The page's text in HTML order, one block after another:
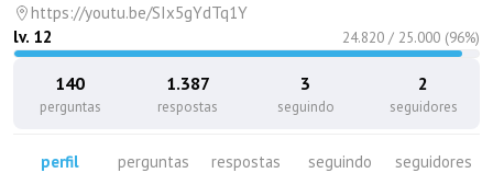
https://youtu.be/SIx5gYdTq1Y
lv. 12 24.820 / 25.000 (96%)
140
perguntas
1.387
respostas
3
seguindo
2
seguidores
perfil perguntas respostas seguindo seguidores